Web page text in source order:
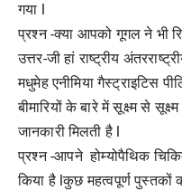
गया l
प्रश्न -क्या आपको गूगल ने भी
उत्तर-जी हां राष्ट्रीय
मधुमेह एनीमिया गैस्ट्राइटिस
बीमारियों के बारे में सूक्ष्म से
जानकारी मिलती है l
प्रश्न -आपने होम्योपैथिक
किया है lकुछ महत्वपूर्ण पुस्तकों